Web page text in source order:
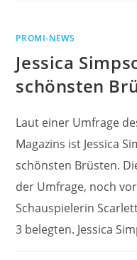
PROMI-NEWS
Jessica
schönsten
Laut einer Umfrage
Magazins ist Jessica
schönsten Brüsten.
der Umfrage, noch
Schauspielerin
3 belegten. Jessica